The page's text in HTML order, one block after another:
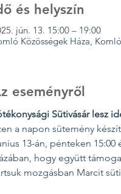
és helyszín
jún. 13. 15:00 – 19:00
Közösségek Háza,
eseményről
Sütivásár lesz
a napon sütemény
13-án, pénteken
hogy együtt
mozgásban Marcit